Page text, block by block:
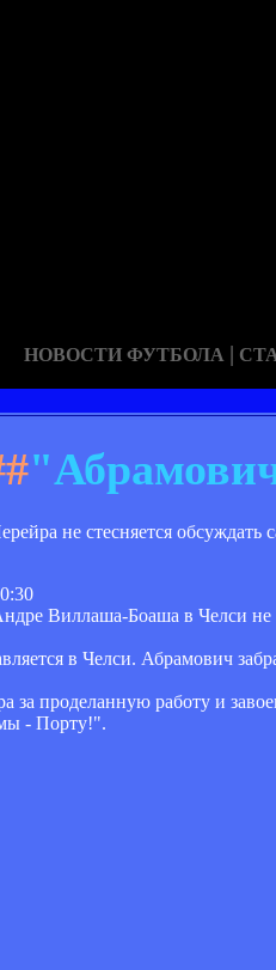
НОВОСТИ ФУТБОЛА |
не стесняется обсуждать
Виллаша-Боаша в Челси не
в Челси. Абрамович
за проделанную работу и
- Порту!".